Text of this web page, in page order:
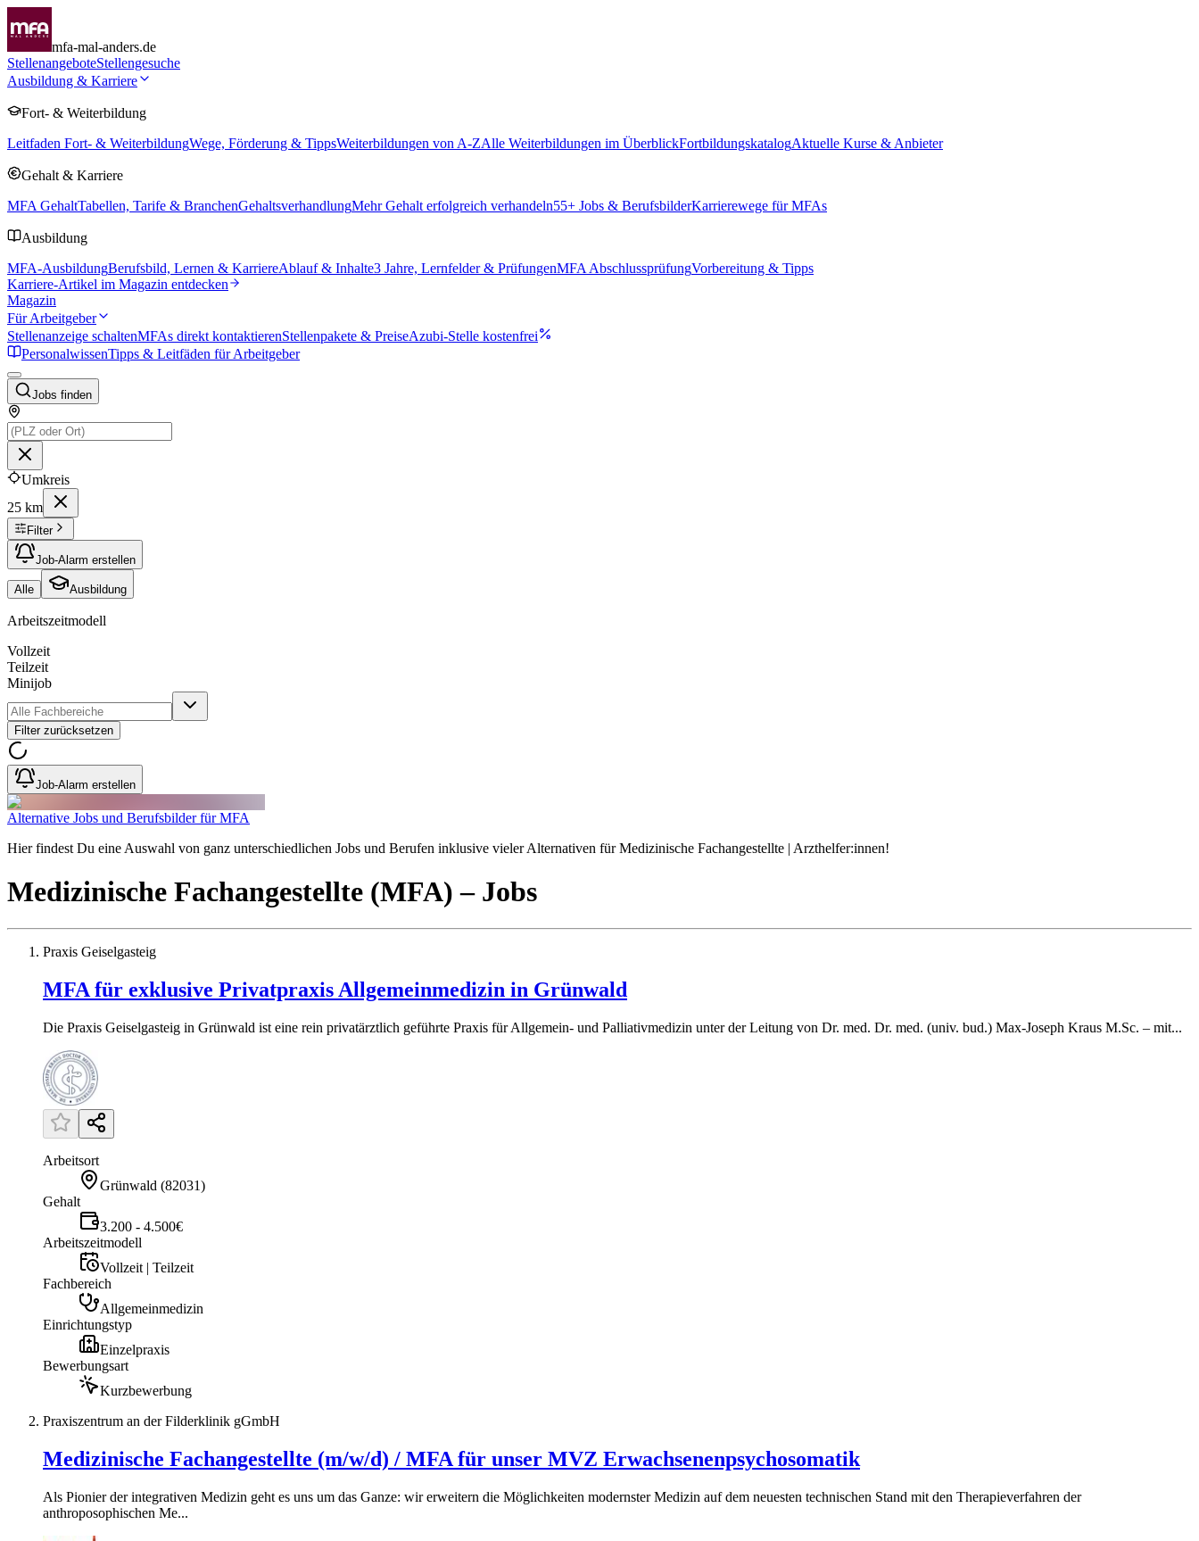
mfa-mal-anders.de
StellenangeboteStellengesuche
Ausbildung & Karriere
Fort- & Weiterbildung
Leitfaden Fort- & WeiterbildungWege, Förderung & TippsWeiterbildungen von A-ZAlle Weiterbildungen im ÜberblickFortbildungskatalogAktuelle Kurse & Anbieter
Gehalt & Karriere
MFA GehaltTabellen, Tarife & BranchenGehaltsverhandlungMehr Gehalt erfolgreich verhandeln55+ Jobs & BerufsbilderKarrierewege für MFAs
Ausbildung
MFA-AusbildungBerufsbild, Lernen & KarriereAblauf & Inhalte3 Jahre, Lernfelder & PrüfungenMFA AbschlussprüfungVorbereitung & Tipps
Karriere-Artikel im Magazin entdecken
Magazin
Für Arbeitgeber
Stellenanzeige schaltenMFAs direkt kontaktierenStellenpakete & PreiseAzubi-Stelle kostenfrei
PersonalwissenTipps & Leitfäden für Arbeitgeber
Jobs finden
Umkreis
25 km
Filter
Job-Alarm erstellen
Alle Ausbildung
Arbeitszeitmodell
Vollzeit
Teilzeit
Minijob
Filter zurücksetzen
Job-Alarm erstellen
Alternative Jobs und Berufsbilder für MFA
Hier findest Du eine Auswahl von ganz unterschiedlichen Jobs und Berufen inklusive vieler Alternativen für Medizinische Fachangestellte | Arzthelfer:innen!
Medizinische Fachangestellte (MFA) – Jobs
Praxis Geiselgasteig
MFA für exklusive Privatpraxis Allgemeinmedizin in Grünwald
Die Praxis Geiselgasteig in Grünwald ist eine rein privatärztlich geführte Praxis für Allgemein- und Palliativmedizin unter der Leitung von Dr. med. Dr. med. (univ. bud.) Max-Joseph Kraus M.Sc. – mit...
Arbeitsort
Grünwald (82031)
Gehalt
3.200 - 4.500€
Arbeitszeitmodell
Vollzeit | Teilzeit
Fachbereich
Allgemeinmedizin
Einrichtungstyp
Einzelpraxis
Bewerbungsart
Kurzbewerbung
Praxiszentrum an der Filderklinik gGmbH
Medizinische Fachangestellte (m/w/d) / MFA für unser MVZ Erwachsenenpsychosomatik
Als Pionier der integrativen Medizin geht es uns um das Ganze: wir erweitern die Möglichkeiten modernster Medizin auf dem neuesten technischen Stand mit den Therapieverfahren der
anthroposophischen Me...